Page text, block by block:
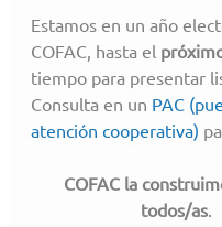
Estamos en un año
COFAC, hasta el
tiempo para presentar
Consulta en un PAC
atención cooperativa)
COFAC la
todos/as.